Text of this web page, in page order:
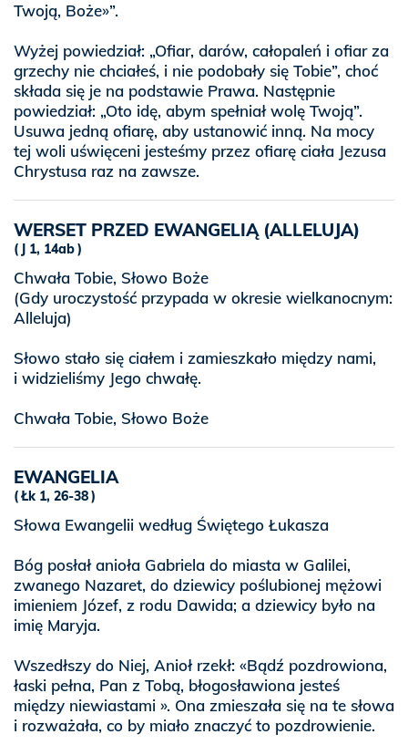
Twoją, Boże»”.
Wyżej powiedział: „Ofiar, darów, całopaleń i ofiar za
grzechy nie chciałeś, i nie podobały się Tobie”, choć
składa się je na podstawie Prawa. Następnie
powiedział: „Oto idę, abym spełniał wolę Twoją”.
Usuwa jedną ofiarę, aby ustanowić inną. Na mocy
tej woli uświęceni jesteśmy przez ofiarę ciała Jezusa
Chrystusa raz na zawsze.
WERSET PRZED EWANGELIĄ (ALLELUJA)
J 1, 14ab
Chwała Tobie, Słowo Boże
(Gdy uroczystość przypada w okresie wielkanocnym:
Alleluja)
Słowo stało się ciałem i zamieszkało między nami,
i widzieliśmy Jego chwałę.
Chwała Tobie, Słowo Boże
EWANGELIA
Łk 1, 26-38
Słowa Ewangelii według Świętego Łukasza
Bóg posłał anioła Gabriela do miasta w Galilei,
zwanego Nazaret, do dziewicy poślubionej mężowi
imieniem Józef, z rodu Dawida; a dziewicy było na
imię Maryja.
Wszedłszy do Niej, Anioł rzekł: «Bądź pozdrowiona,
łaski pełna, Pan z Tobą, błogosławiona jesteś
między niewiastami ». Ona zmieszała się na te słowa
i rozważała, co by miało znaczyć to pozdrowienie.